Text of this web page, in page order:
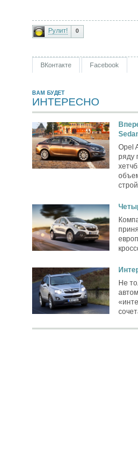
Рулит! 0
ВКонтакте Facebook
ВАМ БУДЕТ
ИНТЕРЕСНО
Opel
ряду
Не